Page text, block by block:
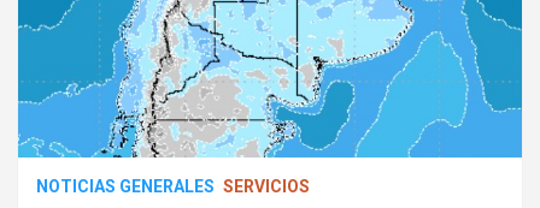
NOTICIAS GENERALES SERVICIOS